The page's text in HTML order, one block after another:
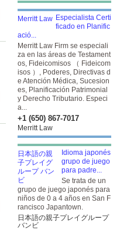
Especialista Certi
ficado en Planific
ació...
Merritt Law Firm se especiali
za en las áreas de Testament
os, Fideicomisos （ Fideicom
isos ）, Poderes, Directivas d
e Atención Médica, Sucesion
es, Planificación Patrimonial
y Derecho Tributario. Especi
a...
+1 (650) 867-7017
Merritt Law
Idioma japonés
grupo de juego
para padre...
Se trata de un
grupo de juego japonés para
niños de 0 a 4 años en San F
rancisco Japantown.
日本語の親子プレイグループ
バンビ